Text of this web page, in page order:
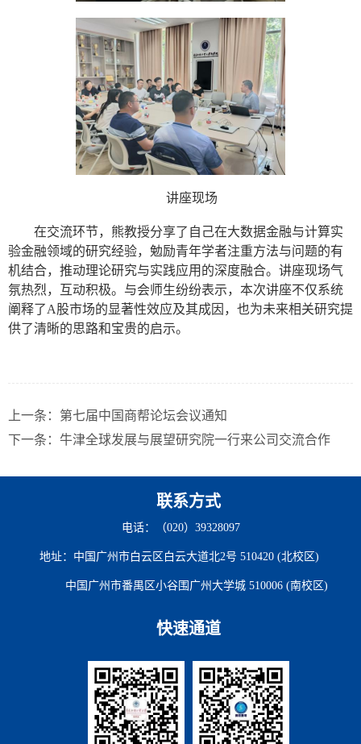
讲座现场
在交流环节，熊教授分享了自己在大数据金融与计算实
验金融领域的研究经验，勉励青年学者注重方法与问题的有
机结合，推动理论研究与实践应用的深度融合。讲座现场气
氛热烈，互动积极。与会师生纷纷表示，本次讲座不仅系统
阐释了A股市场的显著性效应及其成因，也为未来相关研究提
供了清晰的思路和宝贵的启示。
上一条： 第七届中国商帮论坛会议通知
下一条： 牛津全球发展与展望研究院一行来公司交流合作
联系方式
电话：（020）39328097
地址：中国广州市白云区白云大道北2号 510420 (北校区)
中国广州市番禺区小谷围广州大学城 510006 (南校区)
快速通道